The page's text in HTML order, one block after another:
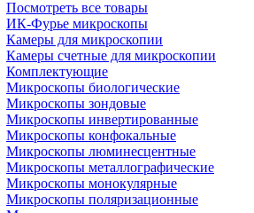
Посмотреть все товары
ИК-Фурье микроскопы
Камеры для микроскопии
Камеры счетные для микроскопии
Комплектующие
Микроскопы биологические
Микроскопы зондовые
Микроскопы инвертированные
Микроскопы конфокальные
Микроскопы люминесцентные
Микроскопы металлографические
Микроскопы монокулярные
Микроскопы поляризационные